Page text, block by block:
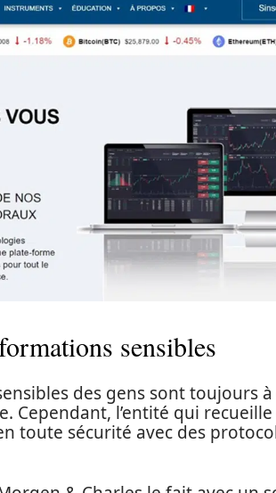
sensibles
des gens sont toujours
Cependant, l’entité qui
toute sécurité avec des